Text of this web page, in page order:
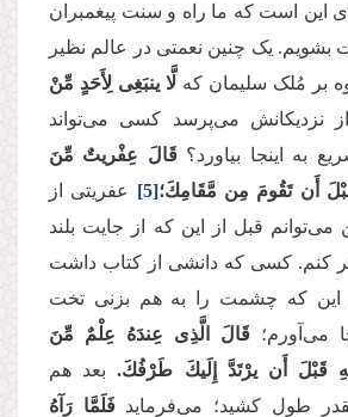
این است که ما راه و سنت پیغمبران
بشویم. یک چنین نعمتی در عالم نظیر
بر مُلک سلیمان که لَّا ینبَغِی لِأَحَدٍ مِّنْ
نزدیکانش می‌پرسد کسی می‌تواند
به اینجا بیاورد؟قَالَ عِفْریتٌ مِّنَ
قَبْلَ أَن تَقُومَ مِن مَّقَامِكَ؛[5] عفریتی از
قبل از این که از جایت بلند
کنم. کسی که دانشی از کتاب داشت
که چشمت را به هم بزنی تخت
می‌آورم؛ قَالَ الَّذِی عِندَهُ عِلْمٌ مِّنَ
بِهِ قَبْلَ أَن یرْتَدَّ إِلَیكَ طَرْفُكَ.بعد هم
طول کشید؛ می‌فرمایدفَلَمَّا رَآهُ